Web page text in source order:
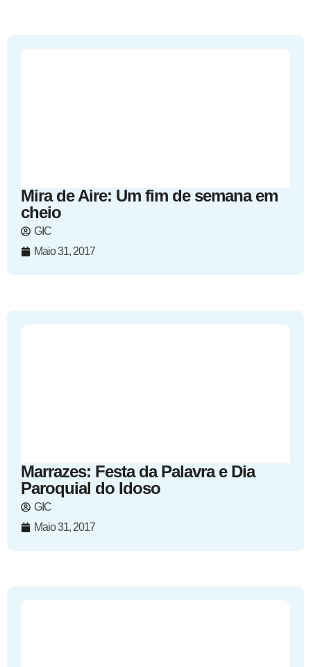
Mira de Aire: Um fim de semana em
cheio
GIC
Maio 31, 2017
Marrazes: Festa da Palavra e Dia
Paroquial do Idoso
GIC
Maio 31, 2017